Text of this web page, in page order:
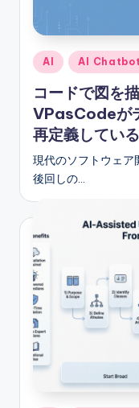
s
e
A
n
si
g
h
t
s
&
S
Posted
in
AI AI Chatbot
コードで図を
VPasCodeが
再定義してい
現代のソフトウェア
後回しの…